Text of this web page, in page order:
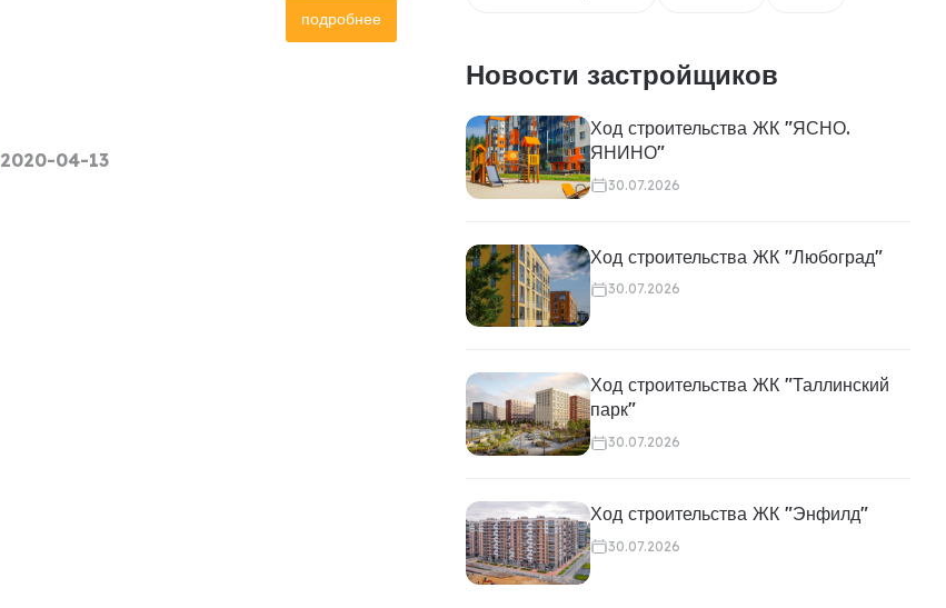
подробнее
2020-04-13
Новости застройщиков
Ход строительства ЖК "ЯСНО.
ЯНИНО"
30.07.2026
Ход строительства ЖК "Любоград"
30.07.2026
Ход строительства ЖК "Таллинский
парк"
30.07.2026
Ход строительства ЖК "Энфилд"
30.07.2026